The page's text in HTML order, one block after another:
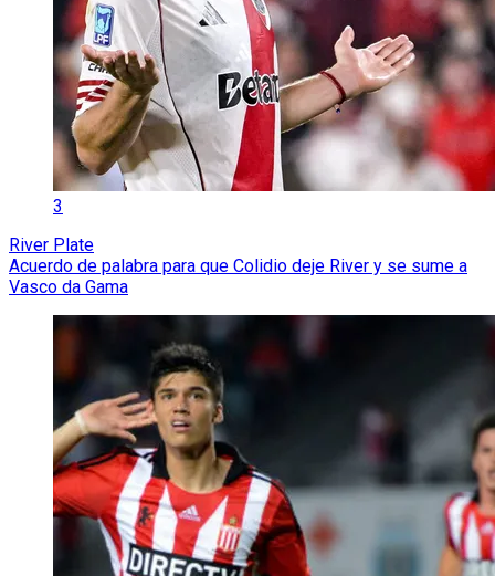
3
River Plate
Acuerdo de palabra para que Colidio deje River y se sume a
Vasco da Gama